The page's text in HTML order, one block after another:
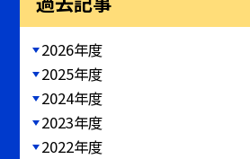
2026年度
2025年度
2024年度
2023年度
2022年度